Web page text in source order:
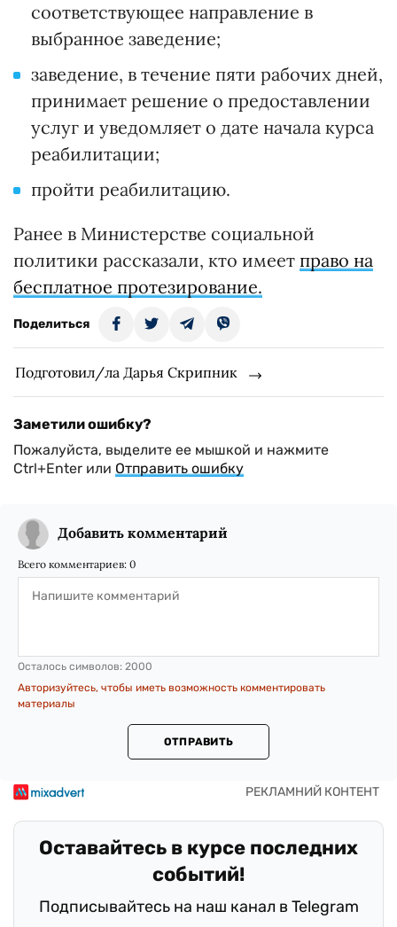
соответствующее направление в
выбранное заведение;
заведение, в течение пяти рабочих дней,
принимает решение о предоставлении
услуг и уведомляет о дате начала курса
реабилитации;
пройти реабилитацию.
Ранее в Министерстве социальной
политики рассказали, кто имеет право на
бесплатное протезирование.
Поделиться
Подготовил/ла Дарья Скрипник
Заметили ошибку?
Пожалуйста, выделите ее мышкой и нажмите
Ctrl+Enter или Отправить ошибку
Добавить комментарий
Всего комментариев: 0
Осталось символов: 2000
Авторизуйтесь, чтобы иметь возможность комментировать
материалы
ОТПРАВИТЬ
Оставайтесь в курсе последних
событий!
Подписывайтесь на наш канал в Telegram